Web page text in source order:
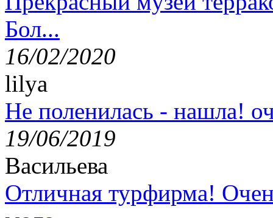
Бол...
16/02/2020
lilya
Не поленилась - нашла!
19/06/2019
Васильева
Отличная турфирма!